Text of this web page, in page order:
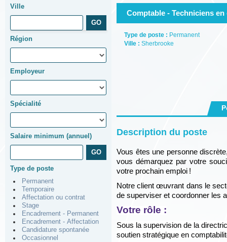
Ville
Région
Employeur
Spécialité
Salaire minimum (annuel)
Type de poste
Permanent
Temporaire
Affectation ou contrat
Stage
Encadrement - Permanent
Encadrement - Affectation
Candidature spontanée
Occasionnel
Comptable - Techniciens
Type de poste : Permanent
Ville : Sherbrooke
Description du poste
Vous êtes une personne
vous démarquez par votre
votre prochain emploi !
Notre client œuvrant dans le
de superviser et coordonner les
Votre rôle :
Sous la supervision de la
soutien stratégique en